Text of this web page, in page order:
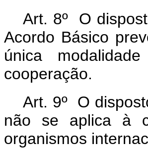
Art. 8º O
Acordo Básico
única
cooperação.
Art. 9º O
não se aplica à
organismos